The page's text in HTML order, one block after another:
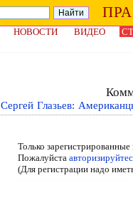
НОВОСТИ ВИДЕО
Сергей Глазьев:
Только
Пожалуйста
(Для регистрации надо